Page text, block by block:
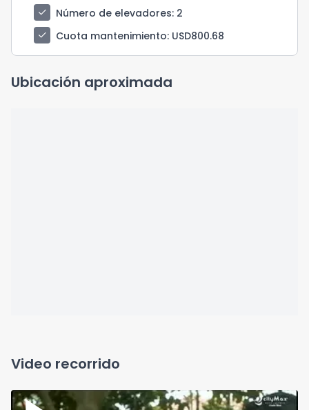
check
Número de elevadores: 2
check
Cuota mantenimiento: USD800.68
Ubicación aproximada
Video recorrido